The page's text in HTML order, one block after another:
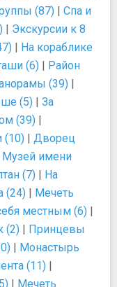
(87) | Спа и
| Экскурсии к 8
| На кораблике
(6) | Район
(39) |
(5) | За
(39) |
(10) | Дворец
Музей имени
(7) | На
(24) | Мечеть
местным (6) |
(2) | Принцевы
| Монастырь
(11) |
| Мечеть